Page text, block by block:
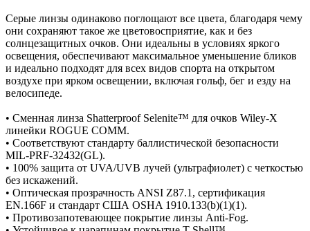
Серые линзы одинаково поглощают все цвета, благодаря чему
они сохраняют такое же цветовосприятие, как и без
солнцезащитных очков. Они идеальны в условиях яркого
освещения, обеспечивают максимальное уменьшение бликов
и идеально подходят для всех видов спорта на открытом
воздухе при ярком освещении, включая гольф, бег и езду на
велосипеде.
• Сменная линза Shatterproof Selenite™ для очков Wiley-X
линейки ROGUE COMM.
• Соответствуют стандарту баллистической безопасности
MIL-PRF-32432(GL).
• 100% защита от UVA/UVB лучей (ультрафиолет) с четкостью
без искажений.
• Оптическая прозрачность ANSI Z87.1, сертификация
EN.166F и стандарт США OSHA 1910.133(b)(1)(1).
• Противозапотевающее покрытие линзы Anti-Fog.